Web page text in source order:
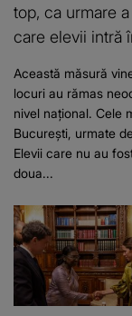
top, ca urmare
care elevii intră
Această măsură
locuri au rămas
nivel național. Cele
București, urmate
Elevii care nu au
doua...